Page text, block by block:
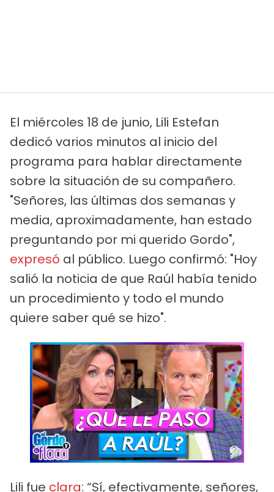
El miércoles 18 de junio, Lili Estefan
dedicó varios minutos al inicio del
programa para hablar directamente
sobre la situación de su compañero.
"Señores, las últimas dos semanas y
media, aproximadamente, han estado
preguntando por mi querido Gordo",
expresó al público. Luego confirmó: "Hoy
salió la noticia de que Raúl había tenido
un procedimiento y todo el mundo
quiere saber qué se hizo".
Watch
Lili fue clara: “Sí, efectivamente, señores,